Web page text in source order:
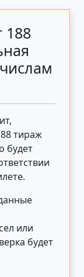
188
тираж
будет
или
будет